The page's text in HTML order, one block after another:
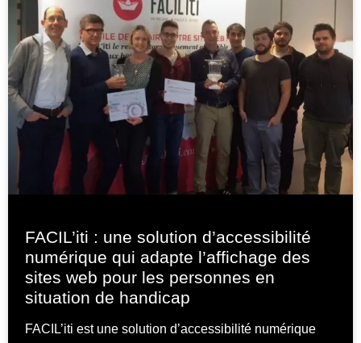
FACIL’iti : une solution d’accessibilité
numérique qui adapte l’affichage des
sites web pour les personnes en
situation de handicap
FACIL’iti est une solution d’accessibilité numérique